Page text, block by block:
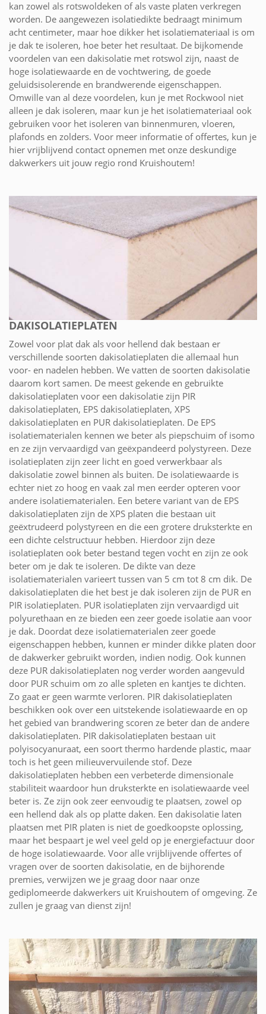
kan zowel als rotswoldeken of als vaste platen verkregen
worden. De aangewezen isolatiedikte bedraagt minimum
acht centimeter, maar hoe dikker het isolatiemateriaal is om
je dak te isoleren, hoe beter het resultaat. De bijkomende
voordelen van een dakisolatie met rotswol zijn, naast de
hoge isolatiewaarde en de vochtwering, de goede
geluidsisolerende en brandwerende eigenschappen.
Omwille van al deze voordelen, kun je met Rockwool niet
alleen je dak isoleren, maar kun je het isolatiemateriaal ook
gebruiken voor het isoleren van binnenmuren, vloeren,
plafonds en zolders. Voor meer informatie of offertes, kun je
hier vrijblijvend contact opnemen met onze deskundige
dakwerkers uit jouw regio rond Kruishoutem!
DAKISOLATIEPLATEN
Zowel voor plat dak als voor hellend dak bestaan er
verschillende soorten dakisolatieplaten die allemaal hun
voor- en nadelen hebben. We vatten de soorten dakisolatie
daarom kort samen. De meest gekende en gebruikte
dakisolatieplaten voor een dakisolatie zijn PIR
dakisolatieplaten, EPS dakisolatieplaten, XPS
dakisolatieplaten en PUR dakisolatieplaten. De EPS
isolatiematerialen kennen we beter als piepschuim of isomo
en ze zijn vervaardigd van geëxpandeerd polystyreen. Deze
isolatieplaten zijn zeer licht en goed verwerkbaar als
dakisolatie zowel binnen als buiten. De isolatiewaarde is
echter niet zo hoog en vaak zal men eerder opteren voor
andere isolatiematerialen. Een betere variant van de EPS
dakisolatieplaten zijn de XPS platen die bestaan uit
geëxtrudeerd polystyreen en die een grotere druksterkte en
een dichte celstructuur hebben. Hierdoor zijn deze
isolatieplaten ook beter bestand tegen vocht en zijn ze ook
beter om je dak te isoleren. De dikte van deze
isolatiematerialen varieert tussen van 5 cm tot 8 cm dik. De
dakisolatieplaten die het best je dak isoleren zijn de PUR en
PIR isolatieplaten. PUR isolatieplaten zijn vervaardigd uit
polyurethaan en ze bieden een zeer goede isolatie aan voor
je dak. Doordat deze isolatiematerialen zeer goede
eigenschappen hebben, kunnen er minder dikke platen door
de dakwerker gebruikt worden, indien nodig. Ook kunnen
deze PUR dakisolatieplaten nog verder worden aangevuld
door PUR schuim om zo alle spleten en kantjes te dichten.
Zo gaat er geen warmte verloren. PIR dakisolatieplaten
beschikken ook over een uitstekende isolatiewaarde en op
het gebied van brandwering scoren ze beter dan de andere
dakisolatieplaten. PIR dakisolatieplaten bestaan uit
polyisocyanuraat, een soort thermo hardende plastic, maar
toch is het geen milieuvervuilende stof. Deze
dakisolatieplaten hebben een verbeterde dimensionale
stabiliteit waardoor hun druksterkte en isolatiewaarde veel
beter is. Ze zijn ook zeer eenvoudig te plaatsen, zowel op
een hellend dak als op platte daken. Een dakisolatie laten
plaatsen met PIR platen is niet de goedkoopste oplossing,
maar het bespaart je wel veel geld op je energiefactuur door
de hoge isolatiewaarde. Voor alle vrijblijvende offertes of
vragen over de soorten dakisolatie, en de bijhorende
premies, verwijzen we je graag door naar onze
gediplomeerde dakwerkers uit Kruishoutem of omgeving. Ze
zullen je graag van dienst zijn!